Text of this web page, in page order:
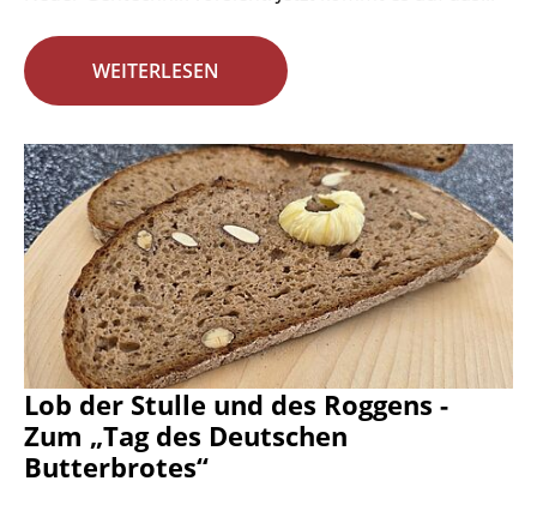
WEITERLESEN
Lob der Stulle und des Roggens -
Zum „Tag des Deutschen
Butterbrotes“